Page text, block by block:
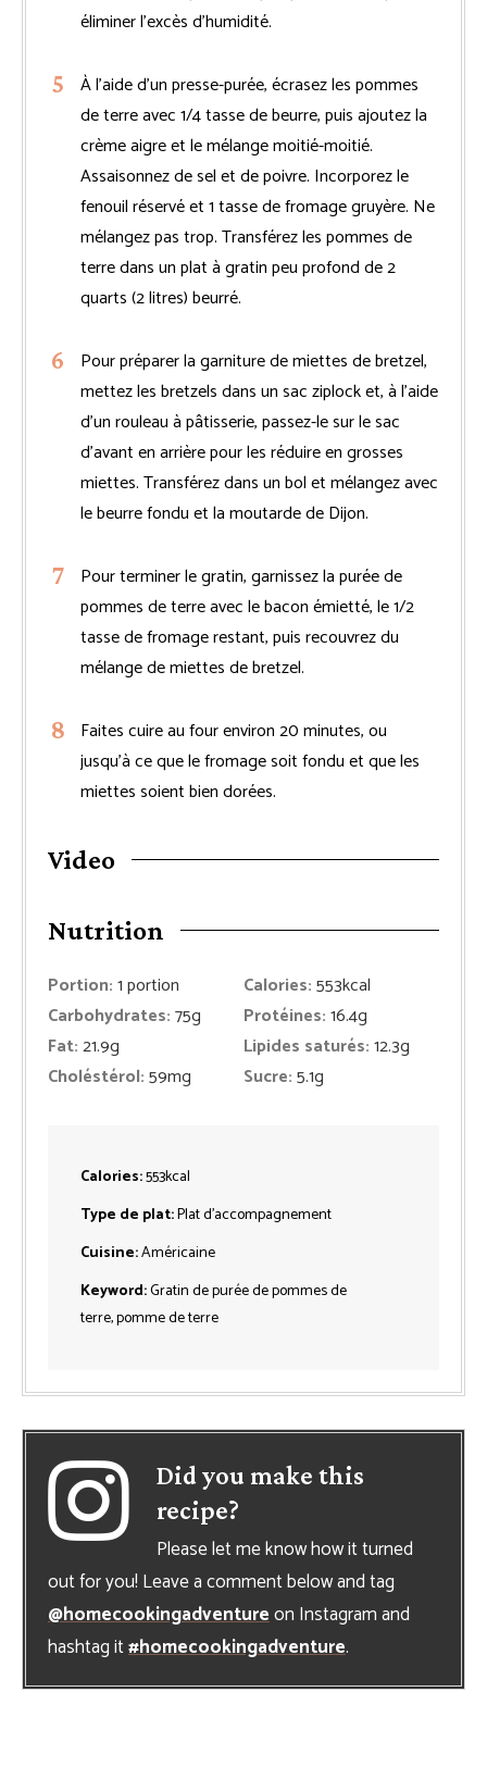
éliminer l’excès d’humidité.
À l’aide d’un presse-purée, écrasez les pommes
de terre avec 1/4 tasse de beurre, puis ajoutez la
crème aigre et le mélange moitié-moitié.
Assaisonnez de sel et de poivre. Incorporez le
fenouil réservé et 1 tasse de fromage gruyère. Ne
mélangez pas trop. Transférez les pommes de
terre dans un plat à gratin peu profond de 2
quarts (2 litres) beurré.
Pour préparer la garniture de miettes de bretzel,
mettez les bretzels dans un sac ziplock et, à l’aide
d’un rouleau à pâtisserie, passez-le sur le sac
d’avant en arrière pour les réduire en grosses
miettes. Transférez dans un bol et mélangez avec
le beurre fondu et la moutarde de Dijon.
Pour terminer le gratin, garnissez la purée de
pommes de terre avec le bacon émietté, le 1/2
tasse de fromage restant, puis recouvrez du
mélange de miettes de bretzel.
Faites cuire au four environ 20 minutes, ou
jusqu’à ce que le fromage soit fondu et que les
miettes soient bien dorées.
Video
Nutrition
Portion:1portion Calories:553kcal
Carbohydrates:75g Protéines:16.4g
Fat:21.9g Lipides saturés:12.3g
Choléstérol:59mg Sucre:5.1g
Calories:553kcal
Type de plat:Plat d'accompagnement
Cuisine:Américaine
Keyword:Gratin de purée de pommes de
terre, pomme de terre
Did you make this
recipe?
Please let me know how it turned
out for you! Leave a comment below and tag
@homecookingadventureon Instagram and
hashtag it#homecookingadventure.